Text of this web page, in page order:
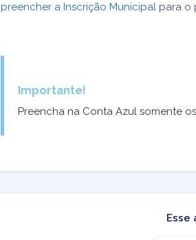
preencher a Inscrição Municipal para o
Importante!
Preencha na Conta Azul somente
Esse